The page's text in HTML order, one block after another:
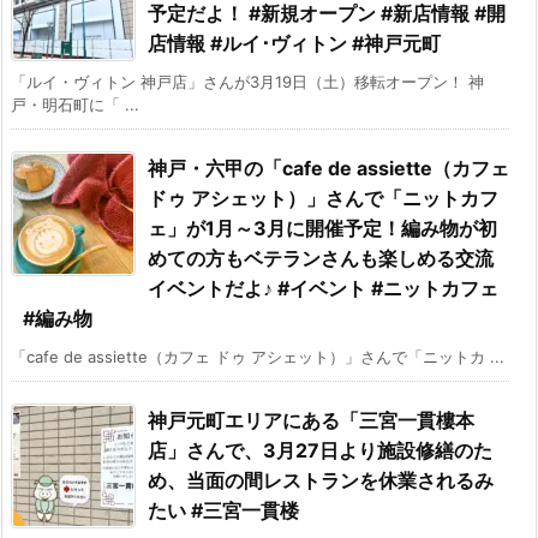
予定だよ！ #新規オープン #新店情報 #開
店情報 #ルイ･ヴィトン #神戸元町
「ルイ・ヴィトン 神戸店」さんが3月19日（土）移転オープン！ 神
戸・明石町に「 ...
神戸・六甲の「cafe de assiette（カフェ
ドゥ アシェット）」さんで「ニットカフ
ェ」が1月～3月に開催予定！編み物が初
めての方もベテランさんも楽しめる交流
イベントだよ♪ #イベント #ニットカフェ
#編み物
「cafe de assiette（カフェ ドゥ アシェット）」さんで「ニットカ ...
神戸元町エリアにある「三宮一貫樓本
店」さんで、3月27日より施設修繕のた
め、当面の間レストランを休業されるみ
たい #三宮一貫楼